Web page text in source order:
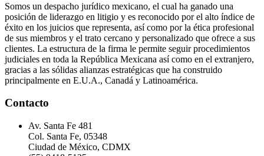
Somos un despacho jurídico mexicano, el cual ha ganado una
posición de liderazgo en litigio y es reconocido por el alto índice de
éxito en los juicios que representa, así como por la ética profesional
de sus miembros y el trato cercano y personalizado que ofrece a sus
clientes. La estructura de la firma le permite seguir procedimientos
judiciales en toda la República Mexicana así como en el extranjero,
gracias a las sólidas alianzas estratégicas que ha construido
principalmente en E.U.A., Canadá y Latinoamérica.
Contacto
Av. Santa Fe 481
Col. Santa Fe, 05348
Ciudad de México, CDMX